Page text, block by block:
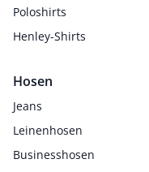
Poloshirts
Henley-Shirts
Hosen
Jeans
Leinenhosen
Businesshosen